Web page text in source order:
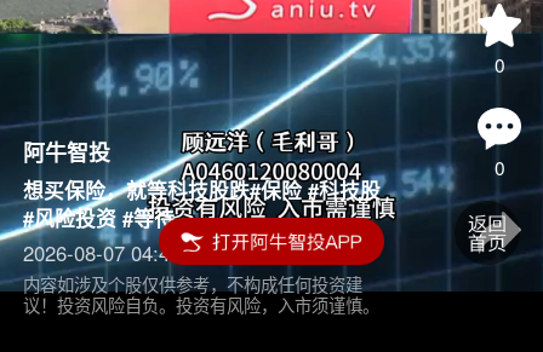
0
0
阿牛智投
想买保险，就等科技股跌#保险 #科技股
#风险投资 #等待
2026-08-07 04:45
内容如涉及个股仅供参考，不构成任何投资建
议！投资风险自负。投资有风险，入市须谨慎。